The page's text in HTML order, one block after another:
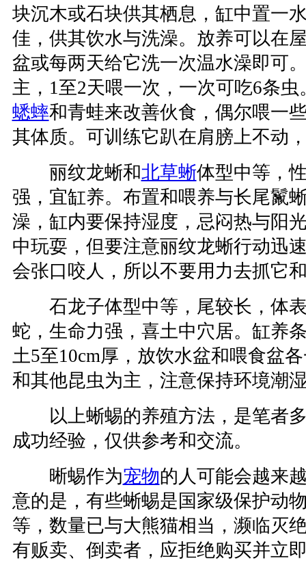
块沉木或石块供其栖息，缸中置一
佳，供其饮水与洗澡。放养可以在
盆或每两天给它洗一次温水澡即可
主，1至2天喂一次，一次可吃6条
蟋蟀和青蛙来改善伙食，偶尔喂一
其体质。可训练它趴在肩膀上不动
丽纹龙蜥和北草蜥体型中等，
强，宜缸养。布置和喂养与长尾鬣
澡，缸内要保持湿度，忌闷热与阳
中玩耍，但要注意丽纹龙蜥行动迅
会张口咬人，所以不要用力去抓它
石龙子体型中等，尾较长，体表
蛇，生命力强，喜土中穴居。缸养
土5至10cm厚，放饮水盆和喂食盆
和其他昆虫为主，注意保持环境潮
以上蜥蜴的养殖方法，是笔者多
成功经验，仅供参考和交流。
晰蜴作为宠物的人可能会越来
意的是，有些蜥蜴是国家级保护动
等，数量已与大熊猫相当，濒临灭
有贩卖、倒卖者，应拒绝购买并立